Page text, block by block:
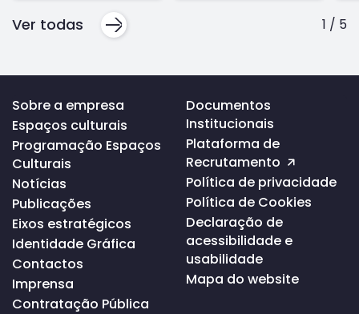
1 / 5
Ver todas
Voltar
ao
topo
da
página
Sobre a empresa
Espaços culturais
Programação Espaços
Culturais
Notícias
Publicações
Eixos estratégicos
Identidade Gráfica
Contactos
Imprensa
Contratação Pública
Documentos
Institucionais
Plataforma de
Recrutamento
Política de privacidade
Política de Cookies
Declaração de
acessibilidade e
usabilidade
Mapa do website